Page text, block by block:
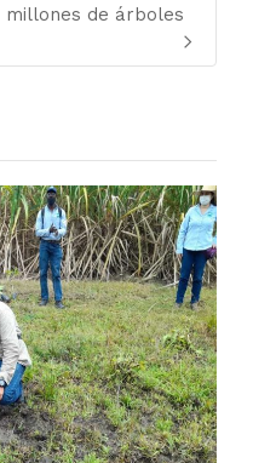
millones de árboles